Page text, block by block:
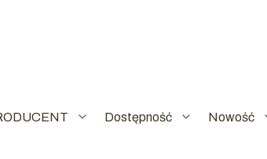
Dostępność Nowość